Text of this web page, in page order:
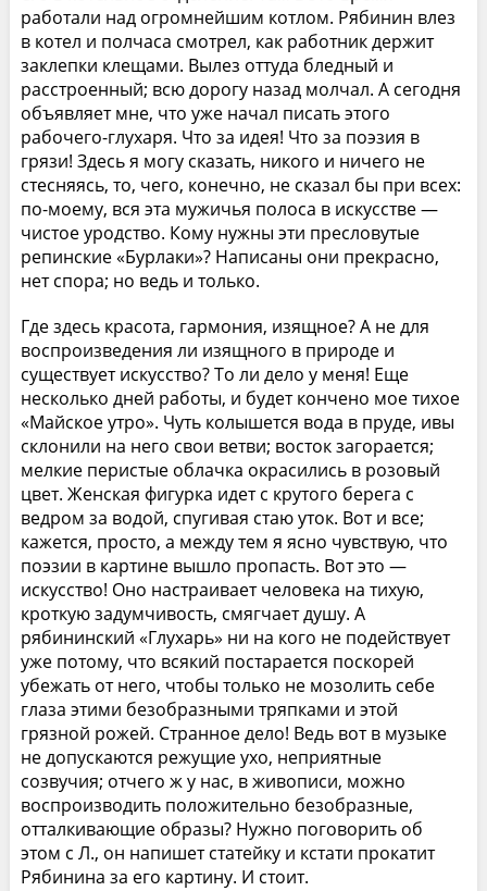
работали над огромнейшим котлом. Рябинин влез
в котел и полчаса смотрел, как работник держит
заклепки клещами. Вылез оттуда бледный и
расстроенный; всю дорогу назад молчал. А сегодня
объявляет мне, что уже начал писать этого
рабочего-глухаря. Что за идея! Что за поэзия в
грязи! Здесь я могу сказать, никого и ничего не
стесняясь, то, чего, конечно, не сказал бы при всех:
по-моему, вся эта мужичья полоса в искусстве —
чистое уродство. Кому нужны эти пресловутые
репинские «Бурлаки»? Написаны они прекрасно,
нет спора; но ведь и только.
Где здесь красота, гармония, изящное? А не для
воспроизведения ли изящного в природе и
существует искусство? То ли дело у меня! Еще
несколько дней работы, и будет кончено мое тихое
«Майское утро». Чуть колышется вода в пруде, ивы
склонили на него свои ветви; восток загорается;
мелкие перистые облачка окрасились в розовый
цвет. Женская фигурка идет с крутого берега с
ведром за водой, спугивая стаю уток. Вот и все;
кажется, просто, а между тем я ясно чувствую, что
поэзии в картине вышло пропасть. Вот это —
искусство! Оно настраивает человека на тихую,
кроткую задумчивость, смягчает душу. А
рябининский «Глухарь» ни на кого не подействует
уже потому, что всякий постарается поскорей
убежать от него, чтобы только не мозолить себе
глаза этими безобразными тряпками и этой
грязной рожей. Странное дело! Ведь вот в музыке
не допускаются режущие ухо, неприятные
созвучия; отчего ж у нас, в живописи, можно
воспроизводить положительно безобразные,
отталкивающие образы? Нужно поговорить об
этом с Л., он напишет статейку и кстати прокатит
Рябинина за его картину. И стоит.